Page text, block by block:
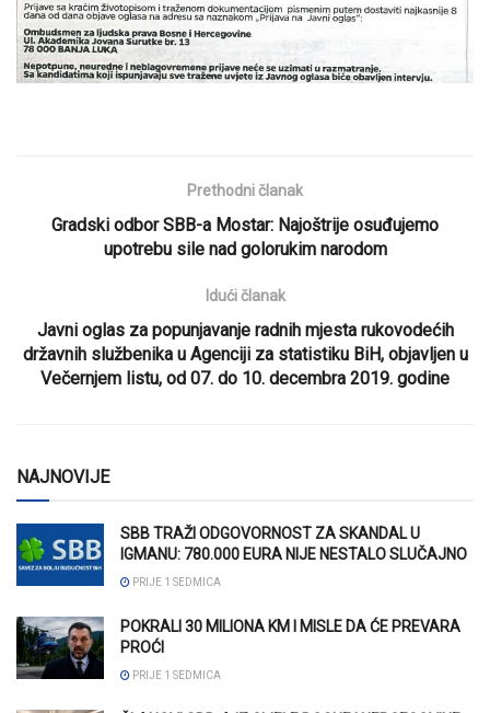
Prethodni članak
Gradski odbor SBB-a Mostar: Najoštrije osuđujemo
upotrebu sile nad golorukim narodom
Idući članak
Javni oglas za popunjavanje radnih mjesta rukovodećih
državnih službenika u Agenciji za statistiku BiH, objavljen u
Večernjem listu, od 07. do 10. decembra 2019. godine
NAJNOVIJE
SBB TRAŽI ODGOVORNOST ZA SKANDAL U
IGMANU: 780.000 EURA NIJE NESTALO SLUČAJNO
PRIJE 1 SEDMICA
POKRALI 30 MILIONA KM I MISLE DA ĆE PREVARA
PROĆI
PRIJE 1 SEDMICA